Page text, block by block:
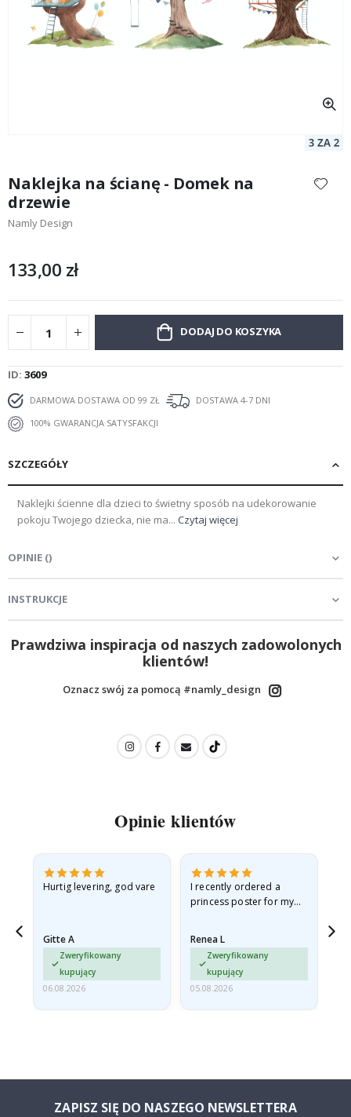
początek
galerii
Naklejka na ścianę - Domek na
drzewie
Namly Design
133,00 zł
DODAJ DO KOSZYKA
ID 3609
DARMOWA DOSTAWA OD 99 ZŁ
DOSTAWA 4-7 DNI
100% GWARANCJA SATYSFAKCJI
SZCZEGÓŁY
Naklejki ścienne dla dzieci to świetny sposób na udekorowanie
pokoju Twojego dziecka, nie ma... Czytaj więcej
OPINIE ()
INSTRUKCJE
Prawdziwa inspiracja od naszych zadowolonych
klientów!
Oznacz swój za pomocą #namly_design
Opinie klientów
Hurtig levering, god vare
Gitte A
Zweryfikowany
kupujący
06.08.2026
I recently ordered a
princess poster for my
damaged from shipping.
I emailed…
Renea L
Zweryfikowany
kupujący
05.08.2026
ZAPISZ SIĘ DO NASZEGO NEWSLETTERA